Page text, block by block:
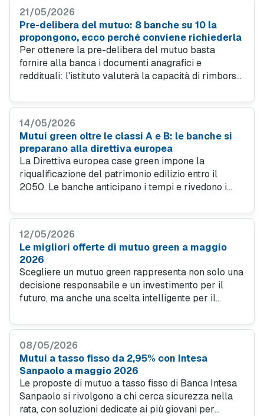
21/05/2026
Pre-delibera del mutuo: 8 banche su 10 la
propongono, ecco perché conviene richiederla
Per ottenere la pre-delibera del mutuo basta
fornire alla banca i documenti anagrafici e
reddituali: l'istituto valuterà la capacità di rimborso
certificazione valida in genere tra quattro e sei mesi,
sospensiva del mutuo.
14/05/2026
Mutui green oltre le classi A e B: le banche si
preparano alla direttiva europea
La Direttiva europea case green impone la
riqualificazione del patrimonio edilizio entro il
2050. Le banche anticipano i tempi e rivedono i
energetica reale degli edifici e non solo la classe
12/05/2026
Le migliori offerte di mutuo green a maggio
2026
Scegliere un mutuo green rappresenta non solo una
decisione responsabile e un investimento per il
futuro, ma anche una scelta intelligente per il
dell'Osservatorio di MutuiOnline.it, un "mutuo
basso fino a 40-50 punti base rispetto a un mutuo
tradizionale. Ecco le offerte più convenienti per il
mese di maggio 2026.
08/05/2026
Mutui a tasso fisso da 2,95% con Intesa
Sanpaolo a maggio 2026
Le proposte di mutuo a tasso fisso di Banca Intesa
Sanpaolo si rivolgono a chi cerca sicurezza nella
rata, con soluzioni dedicate ai più giovani per